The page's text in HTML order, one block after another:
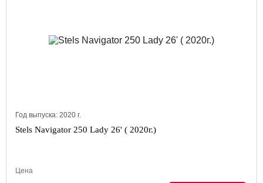
Год выпуска: 2020 г.
Stels Navigator 250 Lady 26' ( 2020г.)
Цена